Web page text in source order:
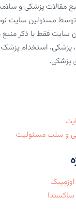
مقالات پزشکی و
مسئولین سایت
سایت فقط با ذکر
استخدام پزشک
و سلب مسئولیت